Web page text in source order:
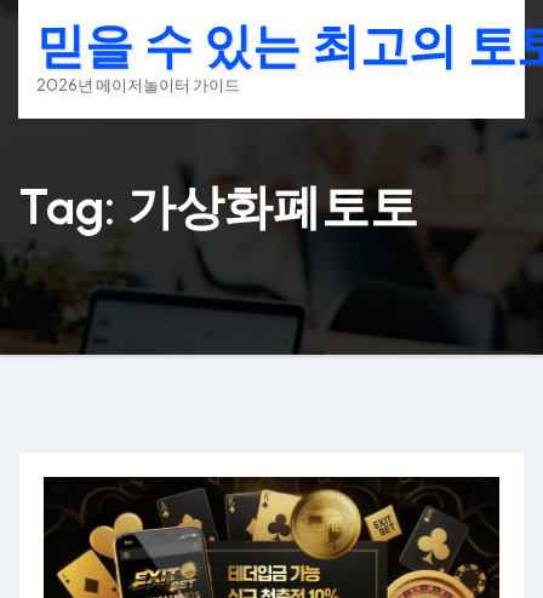
content
믿을 수 있는 최고의 토
2026년 메이저놀이터 가이드
Tag: 가상화폐토토